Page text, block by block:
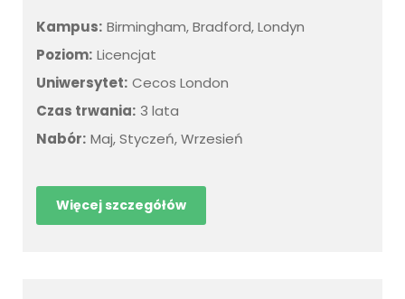
Kampus: Birmingham, Bradford, Londyn
Poziom: Licencjat
Uniwersytet: Cecos London
Czas trwania: 3 lata
Nabór: Maj, Styczeń, Wrzesień
Więcej szczegółów